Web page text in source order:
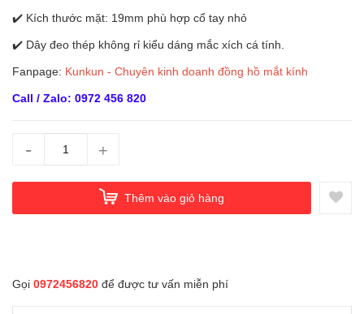
✔️ Kích thước mặt: 19mm phù hợp cổ tay nhỏ
✔️ Dây đeo thép không rỉ kiểu dáng mắc xích cá tính.
Fanpage: Kunkun - Chuyên kinh doanh đồng hồ mắt kính
Call / Zalo: 0972 456 820
- +
Thêm vào giỏ hàng
Gọi 0972456820 để được tư vấn miễn phí